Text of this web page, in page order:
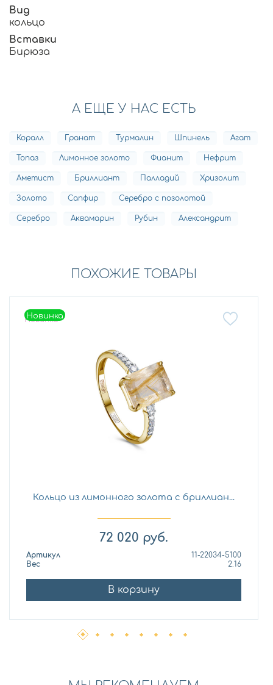
Вид
кольцо
Вставки
Бирюза
А ЕЩЕ У НАС ЕСТЬ
Коралл Гранат Турмалин Шпинель Агат
Топаз Лимонное золото Фианит Нефрит
Аметист Бриллиант Палладий Хризолит
Золото Сапфир Серебро с позолотой
Серебро Аквамарин Рубин Александрит
ПОХОЖИЕ ТОВАРЫ
Новинка
Новинка
Кольцо из лимонного золота с бриллиан...
72 020 руб.
Артикул
11-22034-5100
Вес
2.16
В корзину